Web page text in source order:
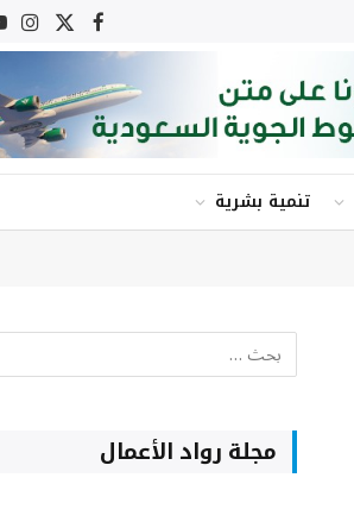
فيسبوك
X
تنمية بشرية
مجلة رواد الأعمال